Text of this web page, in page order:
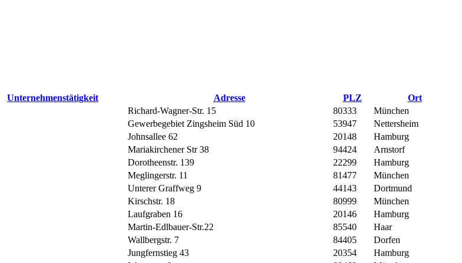
Unternehmenstätigkeit Adresse PLZ
Ort
Richard-Wagner-Str. 15 80333
München
Gewerbegebiet Zingsheim Süd 10 53947
Nettersheim
Johnsallee 62 20148
Hamburg
Mariakirchener Str 38 94424
Arnstorf
Dorotheenstr. 139 22299
Hamburg
Meglingerstr. 11 81477
München
Unterer Graffweg 9 44143
Dortmund
Kirschstr. 18 80999
München
Laufgraben 16 20146
Hamburg
Martin-Edlbauer-Str.22 85540
Haar
Wallbergstr. 7 84405
Dorfen
Jungfernstieg 43 20354
Hamburg